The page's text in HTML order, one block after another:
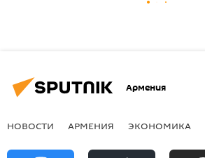
Армения
НОВОСТИ АРМЕНИЯ ЭКОНОМИКА